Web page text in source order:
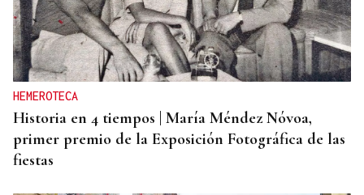
REUNIÓN EN SANTIAGO
Toxos e Xestas se prepara para celebrar su 50
aniversario como referente de la cultura gallega
en Cataluña
HEMEROTECA
Historia en 4 tiempos | María Méndez Nóvoa,
primer premio de la Exposición Fotográfica de las
fiestas